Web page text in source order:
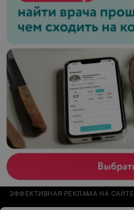
ЭФФЕКТИВНАЯ РЕКЛАМА НА САЙТЕ